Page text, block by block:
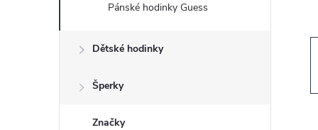
n
Pánské hodinky Guess
Dětské hodinky
Šperky
Značky